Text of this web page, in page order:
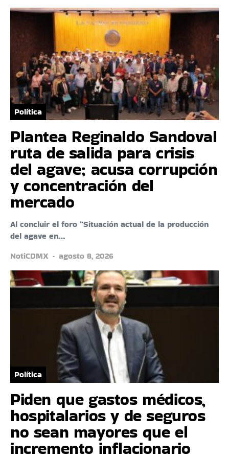
Política
Plantea Reginaldo Sandoval
ruta de salida para crisis
del agave; acusa corrupción
y concentración del
mercado
Al concluir el foro “Situación actual de la producción
del agave en…
NotiCDMX
agosto 8, 2026
Política
Piden que gastos médicos,
hospitalarios y de seguros
no sean mayores que el
incremento inflacionario